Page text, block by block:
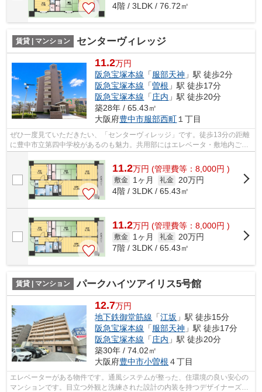
4階 / 3LDK / 76.72㎡
賃貸 | マンション センターヴィレッジ
11.2万円
阪急宝塚本線 「服部天神 」駅 徒歩2分
阪急宝塚本線 「曽根 」駅 徒歩17分
阪急宝塚本線 「庄内 」駅 徒歩20分
築28年 / 65.43㎡
大阪府豊中市服部西町 １丁目
ぜひ一度見ていただきたい、「センターヴィレッジ」です。徒歩13分の距離
に豊中市立第四中学校があるのも魅力。共用部にはエレベータ・敷地内ごみ
11.2万円 (管理費等：8,000円 )
敷金 1ヶ月 礼金 20万円
4階 / 3LDK / 65.43㎡
11.2万円 (管理費等：8,000円 )
敷金 1ヶ月 礼金 20万円
7階 / 3LDK / 65.43㎡
賃貸 | マンション パークハイツアイリス5号館
12.7万円
地下鉄御堂筋線 「江坂 」駅 徒歩15分
阪急宝塚本線 「服部天神 」駅 徒歩17分
阪急宝塚本線 「庄内 」駅 徒歩20分
築30年 / 74.02㎡
大阪府豊中市小曽根 ４丁目
エレベーターがある物件です。通風システムが整った、住環境の良い安心の
マンションです。目立つ外観と洗練された設計の内装を持つデザイナーズ。